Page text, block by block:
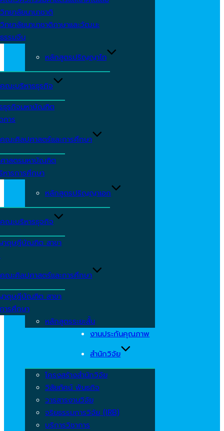
วิทยาลัยนานาชาติ
วิทยาลัยนานาชาติภาษาและวัฒนะ
ธรรมจีน
หลักสูตรปริญญาโท
คณะบริหารธุรกิจ
ธุรกิจมหาบัณฑิต
การ
คณะศิลปศาสตร์และการศึกษา
าสตรมหาบัณฑิต
หารการศึกษา
หลักสูตรปริญญาเอก
คณะบริหารธุจกิจ
ดุษฎีบัณฑิต สาขา
คณะศิลปศาสตร์และการศึกษา
ดุษฎีบัณฑิต สาขา
ารศึกษา
หลักสูตรระยะสั้น
งานประกันคุณภาพ
สำนักวิจัย
โครงสร้างสำนักวิจัย
วิสัยทัศน์ พันธกิจ
วารสารงานวิจัย
จริยธรรมการวิจัย (IRB)
บริการวิชาการ